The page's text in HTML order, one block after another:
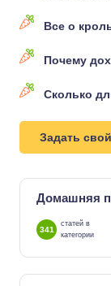
Все о
Почему
Сколько
Задать
Домашняя
341
статей в
категории